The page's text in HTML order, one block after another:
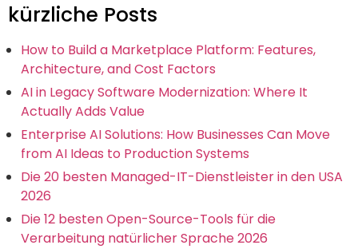
kürzliche Posts
How to Build a Marketplace Platform: Features,
Architecture, and Cost Factors
AI in Legacy Software Modernization: Where It
Actually Adds Value
Enterprise AI Solutions: How Businesses Can Move
from AI Ideas to Production Systems
Die 20 besten Managed-IT-Dienstleister in den USA
2026
Die 12 besten Open-Source-Tools für die
Verarbeitung natürlicher Sprache 2026